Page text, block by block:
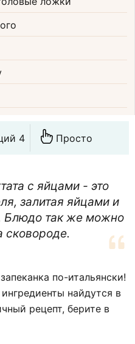
4 Просто
с яйцами - это
залитая яйцами и
Блюдо так же можно
сковороде.
по-итальянски!
найдутся в
рецепт, берите в